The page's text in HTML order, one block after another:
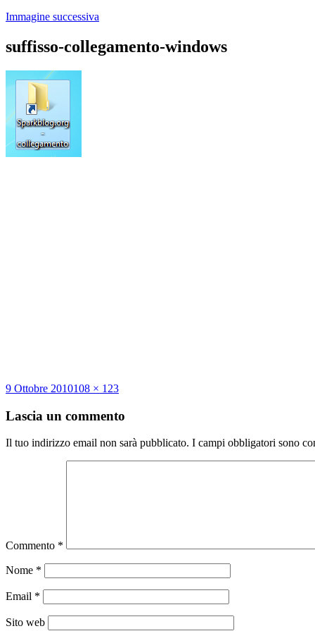
Immagine successiva
suffisso-collegamento-windows
Scritto
9 Ottobre 2010Dimensione
108 × 123
Lascia un commento
Il tuo indirizzo email non sarà pubblicato. I campi obbligatori sono
Commento *
Nome *
Email *
Sito web